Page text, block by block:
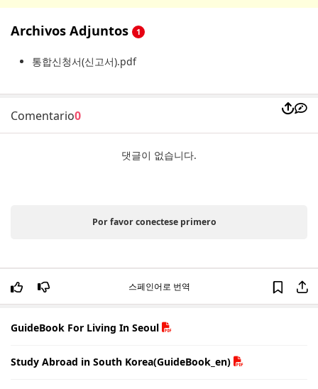
Archivos Adjuntos 1
통합신청서(신고서).pdf
Comentario0
댓글이 없습니다.
Por favor conectese primero
스페인어로 번역
GuideBook For Living In Seoul
Study Abroad in South Korea(GuideBook_en)